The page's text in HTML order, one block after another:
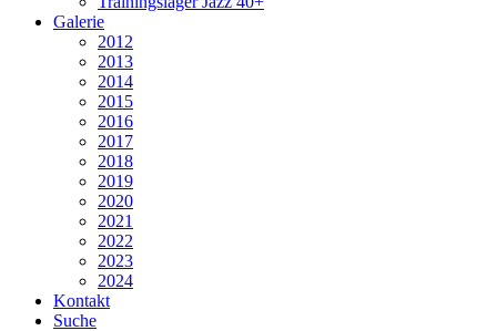
Galerie
2012
2013
2014
2015
2016
2017
2018
2019
2020
2021
2022
2023
2024
Kontakt
Suche